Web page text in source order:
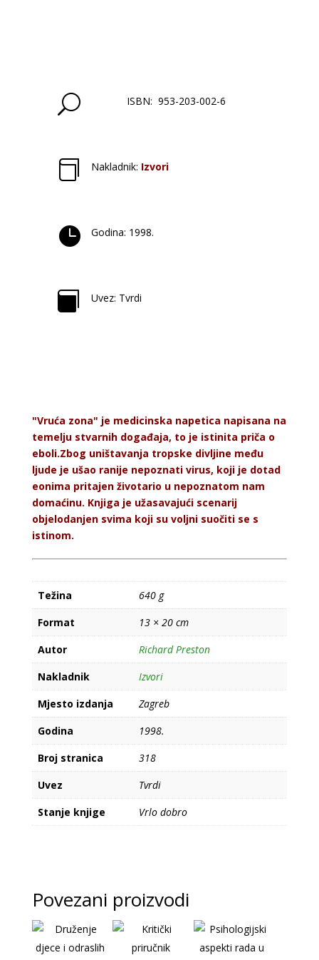
U ISBN: 953-203-002-6
 Nakladnik: Izvori
 Godina: 1998.
 Uvez: Tvrdi
"Vruća zona" je medicinska napetica napisana na
temelju stvarnih događaja, to je istinita priča o
eboli.Zbog uništavanja tropske divljine među
ljude je ušao ranije nepoznati virus, koji je dotad
eonima pritajen životario u nepoznatom nam
domaćinu. Knjiga je užasavajući scenarij
objelodanjen svima koji su voljni suočiti se s
istinom.
Težina
640 g
Format
13 × 20 cm
Autor
Richard Preston
Nakladnik
Izvori
Mjesto izdanja
Zagreb
Godina
1998.
Broj stranica
318
Uvez
Tvrdi
Stanje knjige
Vrlo dobro
Povezani proizvodi